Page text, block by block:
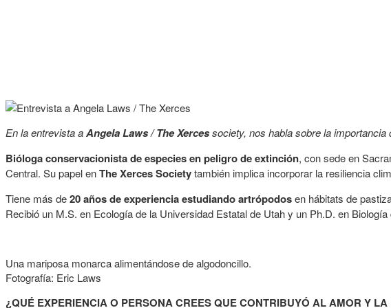
En la entrevista aAngela Laws / The Xercessociety, nos habla sobre la importancia
Bióloga conservacionista de especies en peligro de extinción, con sede en
Central. Su papel enThe Xerces Societytambién implica incorporar la resiliencia
Tiene más de20 años de experiencia estudiando artrópodosen hábitats de
Recibió un M.S. en Ecología de la Universidad Estatal de Utah y un Ph.D. en
Una mariposa monarca alimentándose de algodoncillo.
Fotografía: Eric Laws
¿QUÉ EXPERIENCIA O PERSONA CREES QUE CONTRIBUYÓ AL AMOR Y